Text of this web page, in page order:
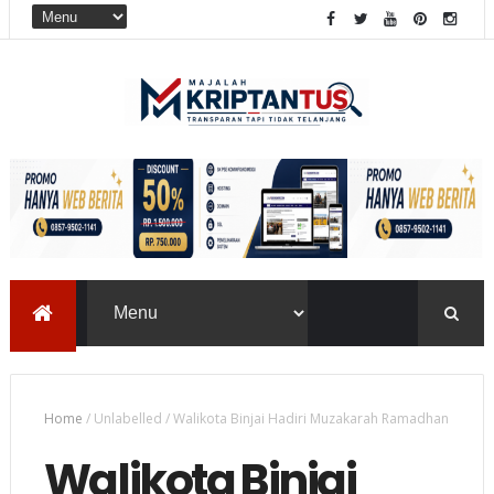
Home /Unlabelled /Walikota Binjai Hadiri Muzakarah Ramadhan
Walikota Binjai